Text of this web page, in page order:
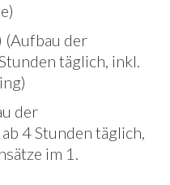
der
täglich, inkl.
der
4 Stunden täglich,
im 1.